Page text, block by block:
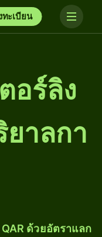
ทะเบียน
อร์ลิง
ยาลกา
ด้วยอัตราแลก